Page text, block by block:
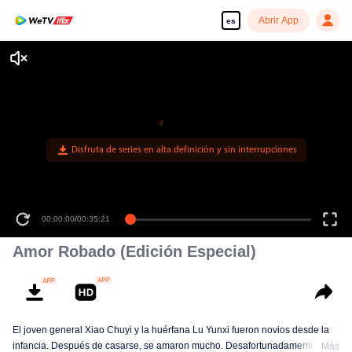
es Abrir App
Disfruta de series en alta definición y sin interrupciones
00:00:00/00:35:21
Amor Robado (Edición Especial)
El joven general Xiao Chuyi y la huérfana Lu Yunxi fueron novios desde la
infancia. Después de casarse, se amaron mucho. Desafortunadamente,
Más